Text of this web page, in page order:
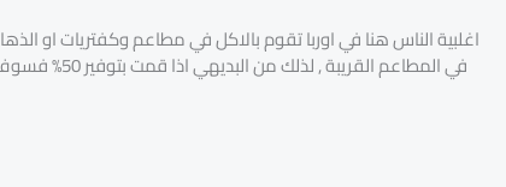
اغلبية الناس هنا في اوربا تقوم بالاكل في مطاعم وكفتريات او
في المطاعم